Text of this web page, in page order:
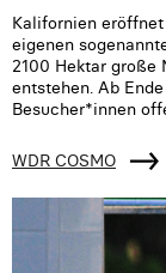
Kalifornien
eigenen
2100 Hektar große
entstehen. Ab
Besucher*innen
WDR COSMO